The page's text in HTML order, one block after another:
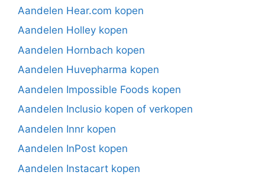
Aandelen Hear.com kopen
Aandelen Holley kopen
Aandelen Hornbach kopen
Aandelen Huvepharma kopen
Aandelen Impossible Foods kopen
Aandelen Inclusio kopen of verkopen
Aandelen Innr kopen
Aandelen InPost kopen
Aandelen Instacart kopen